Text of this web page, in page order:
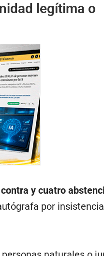
legítima o
y cuatro
por